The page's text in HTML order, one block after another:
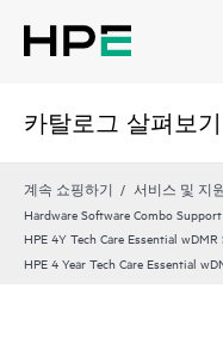
카탈로그 살펴보기
계속 쇼핑하기 서비스 및 지원
Hardware Software Combo
HPE 4Y Tech Care Essential
HPE 4 Year Tech Care Essential